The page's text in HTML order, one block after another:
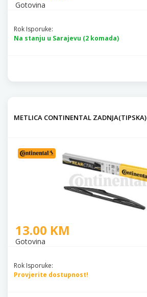
Gotovina
Rok Isporuke:
Na stanju u Sarajevu (2 komada)
METLICA CONTINENTAL ZADNJA(TIPSKA)
13.00 KM
Gotovina
Rok Isporuke:
Provjerite dostupnost!